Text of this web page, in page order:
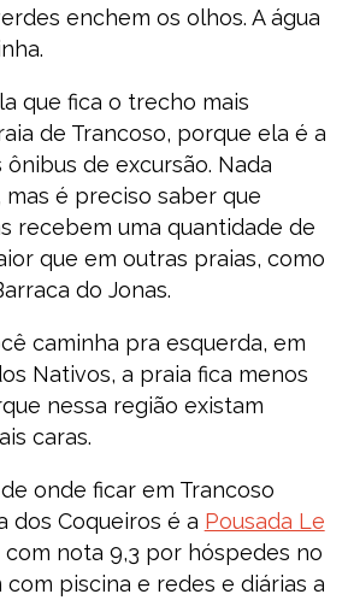
enchem os olhos. A água
que fica o trecho mais
de Trancoso, porque ela é a
de excursão. Nada
é preciso saber que
recebem uma quantidade de
que em outras praias, como
do Jonas.
caminha pra esquerda, em
Nativos, a praia fica menos
nessa região existam
caras.
onde ficar em Trancoso
dos Coqueiros é a Pousada Le
com nota 9,3 por hóspedes no
com piscina e redes e diárias a